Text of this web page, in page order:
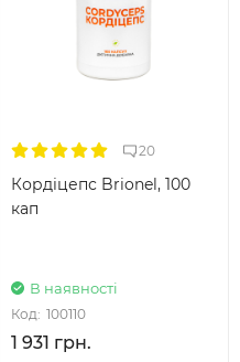
20
Кордіцепс Brionel, 100
кап
В наявності
Код: 100110
1 931 грн.